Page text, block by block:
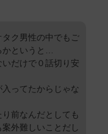
ク男性の中でもご
というと…
だけで０話切り安
ってたからじゃな
前なんだとしても
外難しいことだし